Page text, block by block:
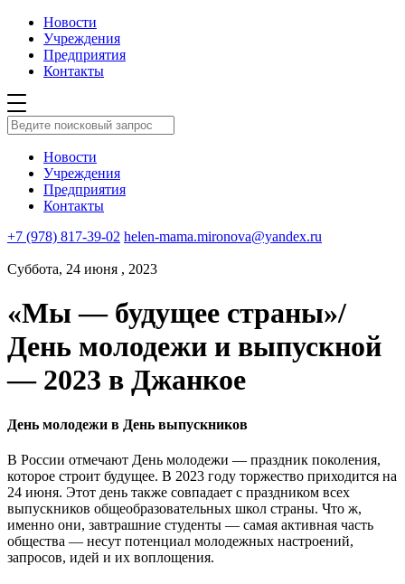
Новости
Учреждения
Предприятия
Контакты
Новости
Учреждения
Предприятия
Контакты
+7 (978) 817-39-02 helen-mama.mironova@yandex.ru
Суббота, 24 июня , 2023
«Мы — будущее страны»/
День молодежи и выпускной
— 2023 в Джанкое
День молодежи в День выпускников
В России отмечают День молодежи — праздник поколения,
которое строит будущее. В 2023 году торжество приходится на
24 июня. Этот день также совпадает с праздником всех
выпускников общеобразовательных школ страны. Что ж,
именно они, завтрашние студенты — самая активная часть
общества — несут потенциал молодежных настроений,
запросов, идей и их воплощения.